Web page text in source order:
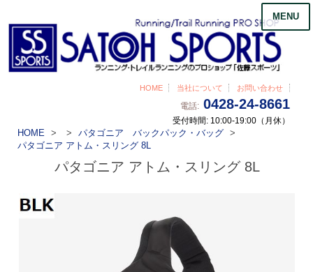
HOME 当社について お問い合わせ
電話: 0428-24-8661
受付時間: 10:00-19:00（月休）
MENU
HOME
パタゴニア バックパック・バッグ
パタゴニア アトム・スリング 8L
パタゴニア アトム・スリング 8L